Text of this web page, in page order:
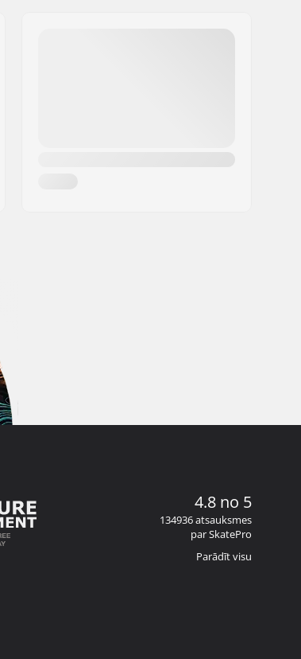
4.8 no 5
134936 atsauksmes
par SkatePro
Parādīt visu